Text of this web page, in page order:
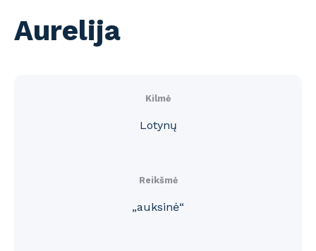
Aurelija
Kilmė
Lotynų
Reikšmė
„auksinė“